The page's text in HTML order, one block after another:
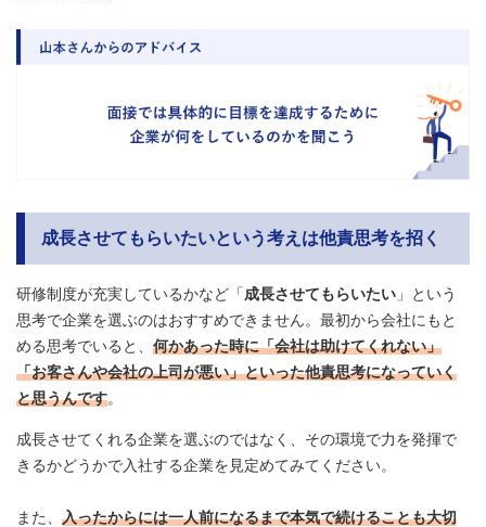
成長させてもらいたいという考えは他責思考を招く
研修制度が充実しているかなど「成長させてもらいたい 」という
思考で企業を選ぶのはおすすめできません。最初から会社にもと
める思考でいると、 何かあった時に「会社は助けてくれない」
「お客さんや会社の上司が悪い」といった他責思考になっていく
と思うんです。
成長させてくれる企業を選ぶのではなく、その環境で力を発揮で
きるかどうかで入社する企業を見定めてみてください。
また、 入ったからには一人前になるまで本気で続けることも大切